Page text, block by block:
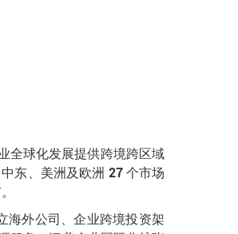
全球化发展提供跨境跨区域
东、美洲及欧洲 27 个市场
海外公司、企业跨境投资架